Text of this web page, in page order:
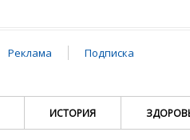
Реклама
Подписка
ИСТОРИЯ